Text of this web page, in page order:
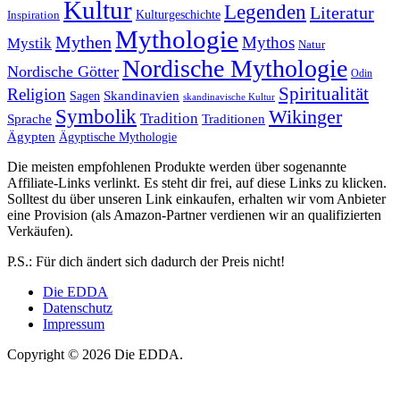
Inspiration Kultur Kulturgeschichte Legenden Literatur
Mystik Mythen Mythologie Mythos Natur
Nordische Götter Nordische Mythologie Odin
Religion Sagen Skandinavien skandinavische Kultur Spiritualität
Sprache Symbolik Tradition Traditionen Wikinger
Ägypten Ägyptische Mythologie
Die meisten empfohlenen Produkte werden über sogenannte
Affiliate-Links verlinkt. Es steht dir frei, auf diese Links zu klicken.
Solltest du über unseren Link einkaufen, erhalten wir vom Anbieter
eine Provision (als Amazon-Partner verdienen wir an qualifizierten
Verkäufen).
P.S.: Für dich ändert sich dadurch der Preis nicht!
Die EDDA
Datenschutz
Impressum
Copyright © 2026 Die EDDA.